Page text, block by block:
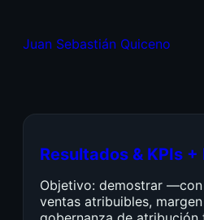
Juan Sebastián Quiceno
Resultados & KPIs
Objetivo: demostrar
ventas atribuibles,